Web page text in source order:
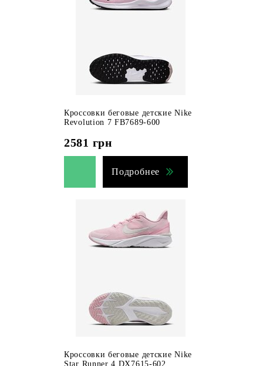
Кроссовки беговые детские Nike
Revolution 7 FB7689-600
2581 грн
Подробнее
Кроссовки беговые детские Nike
Star Runner 4 DX7615-602